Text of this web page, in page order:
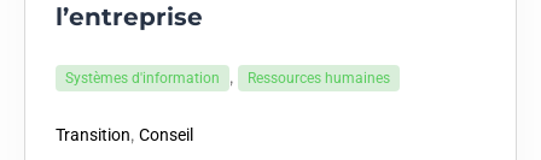
l’entreprise
Systèmes d'information , Ressources humaines
Transition, Conseil